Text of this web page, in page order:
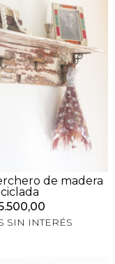
de madera
SIN INTERÉS